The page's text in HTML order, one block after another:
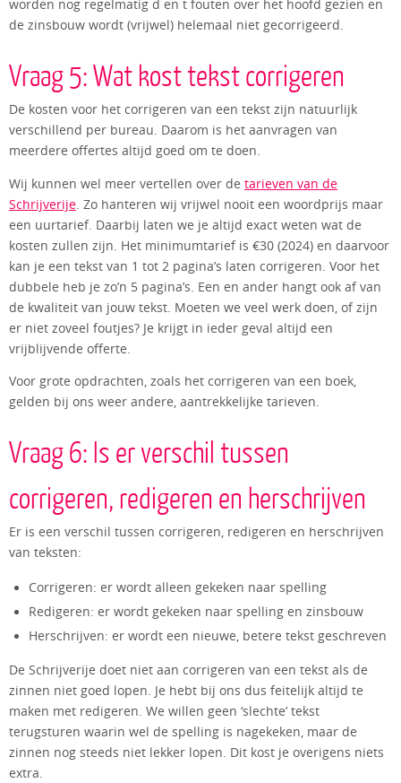
worden nog regelmatig d en t fouten over het hoofd gezien en
de zinsbouw wordt (vrijwel) helemaal niet gecorrigeerd.
Vraag 5: Wat kost tekst corrigeren
De kosten voor het corrigeren van een tekst zijn natuurlijk
verschillend per bureau. Daarom is het aanvragen van
meerdere offertes altijd goed om te doen.
Wij kunnen wel meer vertellen over de tarieven van de
Schrijverije . Zo hanteren wij vrijwel nooit een woordprijs maar
een uurtarief. Daarbij laten we je altijd exact weten wat de
kosten zullen zijn. Het minimumtarief is €30 (2024) en daarvoor
kan je een tekst van 1 tot 2 pagina’s laten corrigeren. Voor het
dubbele heb je zo’n 5 pagina’s. Een en ander hangt ook af van
de kwaliteit van jouw tekst. Moeten we veel werk doen, of zijn
er niet zoveel foutjes? Je krijgt in ieder geval altijd een
vrijblijvende offerte.
Voor grote opdrachten, zoals het corrigeren van een boek,
gelden bij ons weer andere, aantrekkelijke tarieven.
Vraag 6: Is er verschil tussen
corrigeren, redigeren en herschrijven
Er is een verschil tussen corrigeren, redigeren en herschrijven
van teksten:
Corrigeren: er wordt alleen gekeken naar spelling
Redigeren: er wordt gekeken naar spelling en zinsbouw
Herschrijven: er wordt een nieuwe, betere tekst geschreven
De Schrijverije doet niet aan corrigeren van een tekst als de
zinnen niet goed lopen. Je hebt bij ons dus feitelijk altijd te
maken met redigeren. We willen geen ‘slechte’ tekst
terugsturen waarin wel de spelling is nagekeken, maar de
zinnen nog steeds niet lekker lopen. Dit kost je overigens niets
extra.